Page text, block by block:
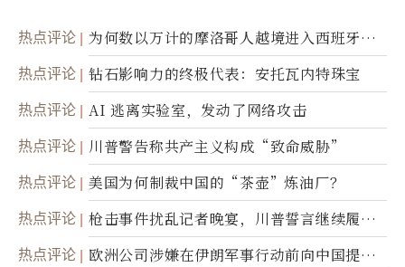
热点评论
为何数以万计的摩洛哥人越境进入西班牙休
达
热点评论 钻石影响力的终极代表：安托瓦内特珠宝
热点评论 AI 逃离实验室，发动了网络攻击
热点评论 川普警告称共产主义构成“致命威胁”
热点评论 美国为何制裁中国的“茶壶”炼油厂？
热点评论
枪击事件扰乱记者晚宴，川普誓言继续履行
职责
热点评论
欧洲公司涉嫌在伊朗军事行动前向中国提供